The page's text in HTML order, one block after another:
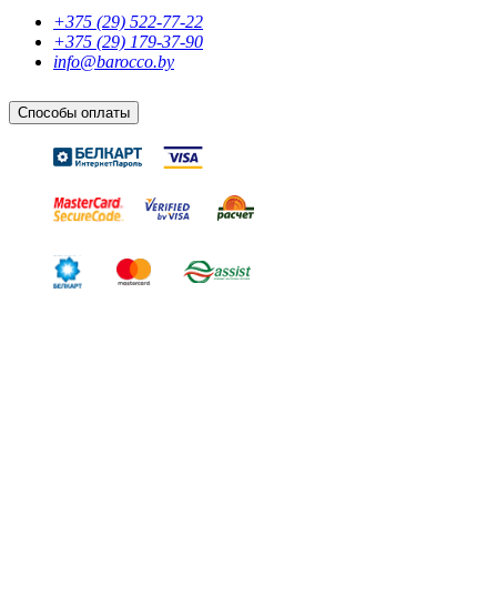
+375 (29) 522-77-22
+375 (29) 179-37-90
info@barocco.by
Способы оплаты